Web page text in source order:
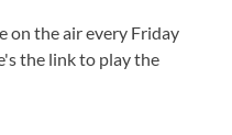
on the air every Friday
the link to play the